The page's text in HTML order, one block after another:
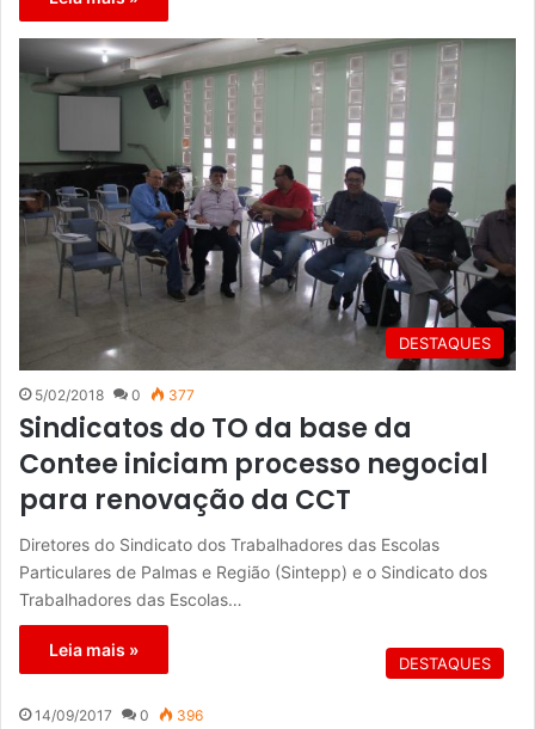
DESTAQUES
5/02/2018 0 377
Sindicatos do TO da base da
Contee iniciam processo negocial
para renovação da CCT
Diretores do Sindicato dos Trabalhadores das Escolas
Particulares de Palmas e Região (Sintepp) e o Sindicato dos
Trabalhadores das Escolas…
Leia mais »
DESTAQUES
14/09/2017 0 396